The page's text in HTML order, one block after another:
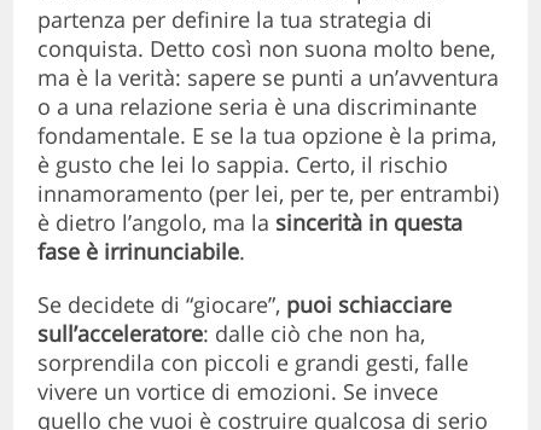
partenza per definire la tua strategia di
conquista. Detto così non suona molto bene,
ma è la verità: sapere se punti a un’avventura
o a una relazione seria è una discriminante
fondamentale. E se la tua opzione è la prima,
è gusto che lei lo sappia. Certo, il rischio
innamoramento (per lei, per te, per entrambi)
è dietro l’angolo, ma la sincerità in questa
fase è irrinunciabile.
Se decidete di “giocare”, puoi schiacciare
sull’acceleratore: dalle ciò che non ha,
sorprendila con piccoli e grandi gesti, falle
vivere un vortice di emozioni. Se invece
quello che vuoi è costruire qualcosa di serio